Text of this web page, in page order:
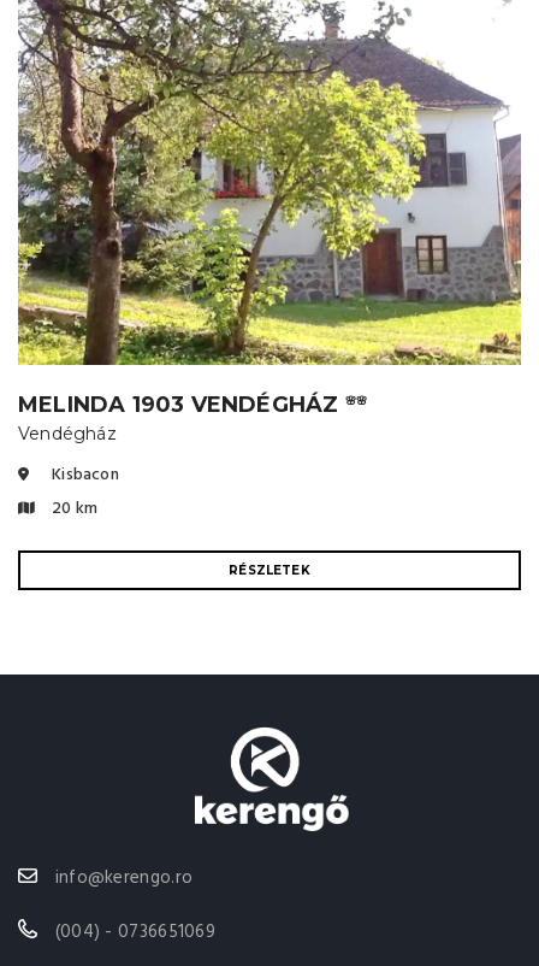
MELINDA 1903 VENDÉGHÁZ 🌸🌸
Vendégház
Kisbacon
20 km
RÉSZLETEK
info@kerengo.ro
(004) - 0736651069